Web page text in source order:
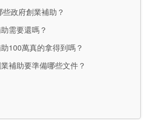
政府創業補助？
需要還嗎？
100萬真的拿得到嗎？
補助要準備哪些文件？